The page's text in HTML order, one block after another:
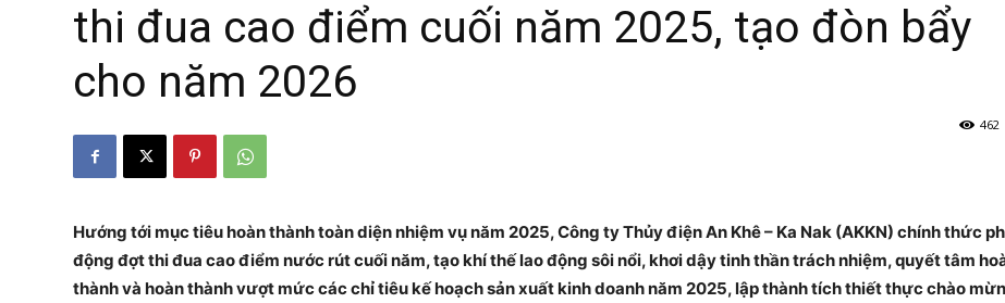
thi đua cao điểm cuối năm 2025, tạo đòn bẩy
cho năm 2026
462
Hướng tới mục tiêu hoàn thành toàn diện nhiệm vụ năm 2025, Công ty Thủy điện An Khê – Ka Nak (AKKN) chính thức
động đợt thi đua cao điểm nước rút cuối năm, tạo khí thế lao động sôi nổi, khơi dậy tinh thần trách nhiệm, quyết tâm
thành và hoàn thành vượt mức các chỉ tiêu kế hoạch sản xuất kinh doanh năm 2025, lập thành tích thiết thực chào